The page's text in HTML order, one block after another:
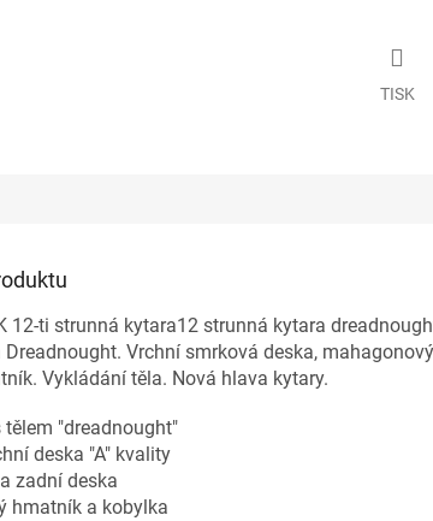
TISK
12-ti strunná kytara12 strunná kytara
Vrchní smrková deska,
Vykládání těla. Nová hlava kytary.
tělem "dreadnought"
deska "A" kvality
zadní deska
hmatník a kobylka